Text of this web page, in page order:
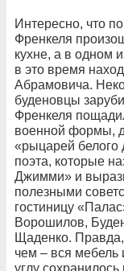
Интересно, что
Френкеля
кухне, а в одном
в это время
Абрамовича.
буденовцы
Френкеля
военной формы,
«рыцарей белого
поэта, которые
Джимми» и
полезными
гостиницу
Ворошилов,
Щаденко.
чем – вся мебель
углу